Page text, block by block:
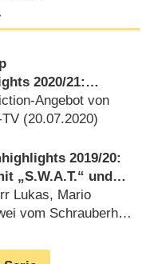
2020/​21:
Kochen
Angebot von
(20.07.2020)
2019/​20:
„S.W.A.T.“ und
Lukas, Mario
vom Schrauberhof